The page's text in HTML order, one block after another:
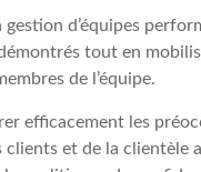
gestion d’équipes
tout en
de l’équipe.
efficacement les
clients et de la clientèle